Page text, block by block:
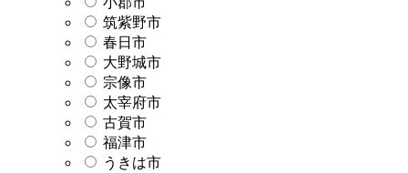
筑紫野市
春日市
大野城市
宗像市
太宰府市
古賀市
福津市
うきは市